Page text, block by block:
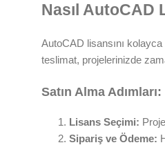
Nasıl AutoCAD
AutoCAD lisansını
teslimat, projelerinizde
Satın Alma Adımları:
Lisans Seçimi:
Sipariş ve Ödeme: